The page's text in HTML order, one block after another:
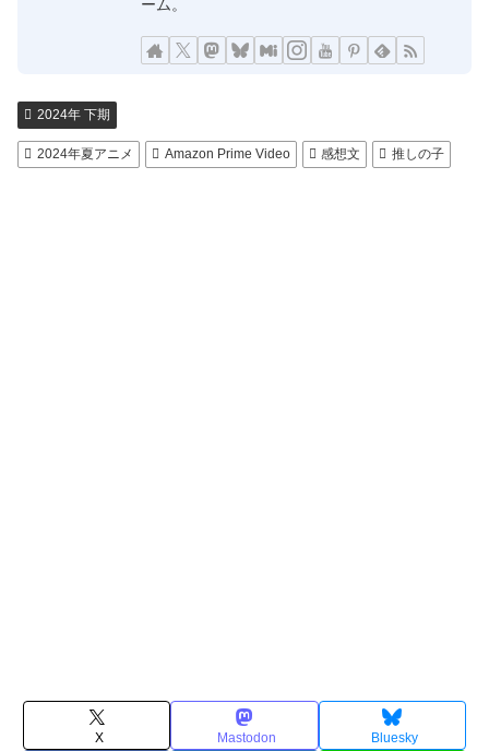
ーム。
2024年 下期
2024年夏アニメ Amazon Prime Video 感想文 推しの子
X Mastodon Bluesky